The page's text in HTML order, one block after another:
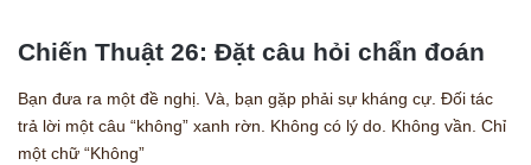
Chiến Thuật 26: Đặt câu hỏi chẩn đoán
Bạn đưa ra một đề nghị. Và, bạn gặp phải sự kháng cự. Đối tác
trả lời một câu “không” xanh rờn. Không có lý do. Không vần. Chỉ
một chữ “Không”